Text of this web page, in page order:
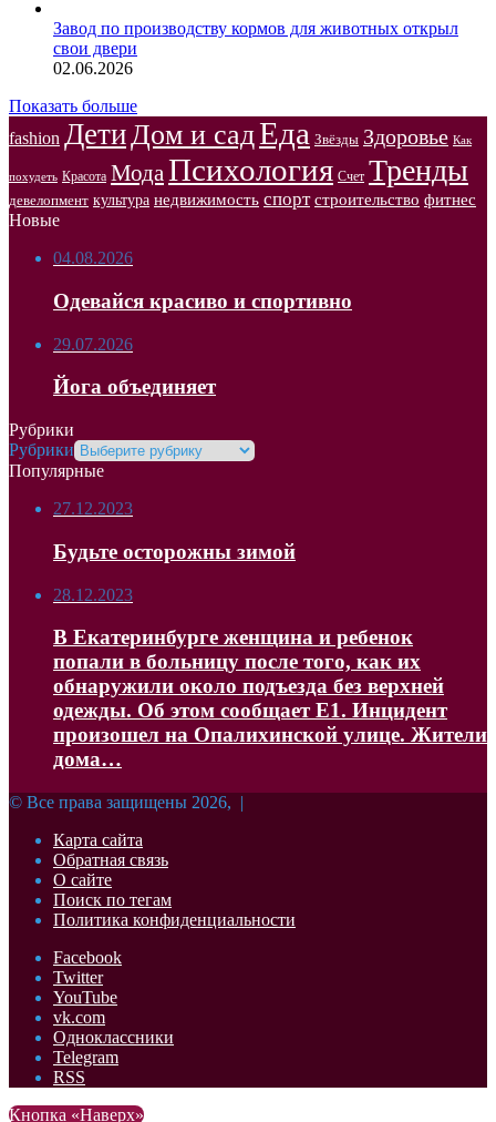
Завод по производству кормов для животных открыл
свои двери
02.06.2026
Показать больше
fashion ДетиДом и садЕда Звёзды Здоровье Как
похудеть Красота Мода Психология Счет Тренды
девелопмент культура недвижимость спорт строительство фитнес
Новые
04.08.2026
Одевайся красиво и спортивно
29.07.2026
Йога объединяет
Рубрики
Рубрики
Популярные
27.12.2023
Будьте осторожны зимой
28.12.2023
В Екатеринбурге женщина и ребенок
попали в больницу после того, как их
обнаружили около подъезда без верхней
одежды. Об этом сообщает Е1. Инцидент
произошел на Опалихинской улице. Жители
дома…
© Все права защищены 2026, |
Карта сайта
Обратная связь
О сайте
Поиск по тегам
Политика конфиденциальности
Facebook
Twitter
YouTube
vk.com
Одноклассники
Telegram
RSS
Кнопка «Наверх»